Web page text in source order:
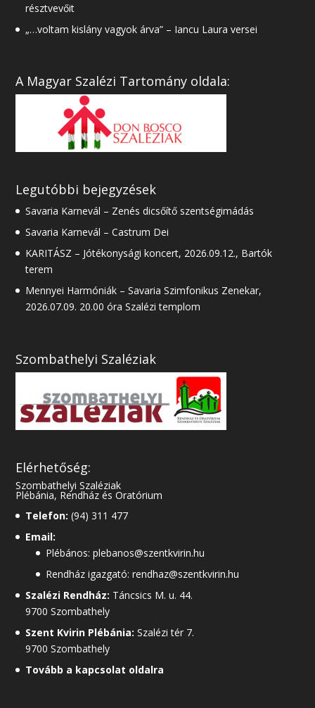
résztvevőit
„…voltam kislány vagyok árva” – Iancu Laura versei
A Magyar Szalézi Tartomány oldala:
Legutóbbi bejegyzések
Savaria Karnevál – Zenés dicsőítő szentségimádás
Savaria Karnevál – Castrum Dei
KARITÁSZ – Jótékonysági koncert, 2026.09.12., Bartók
terem
Mennyei Harmóniák – Savaria Szimfonikus Zenekar,
2026.07.09. 20.00 óra Szalézi templom
Szombathelyi Szaléziak
Elérhetőség:
Szombathelyi Szaléziak
Plébánia, Rendház és Oratórium
Telefon:(94) 311 477
Email:
Plébános: plebanos@szentkvirin.hu
Rendház igazgató: rendhaz@szentkvirin.hu
Szalézi Rendház: Táncsics M. u. 44.
9700 Szombathely
Szent Kvirin Plébánia: Szalézi tér 7.
9700 Szombathely
Tovább a kapcsolat oldalra